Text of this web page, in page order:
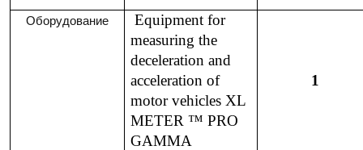
Оборудование
Equipment for
measuring the
deceleration and
acceleration of
motor vehicles XL
METER ™ PRO
GAMMA
1